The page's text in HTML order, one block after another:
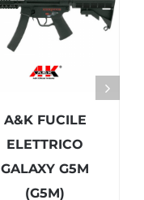
A&K FUCILE
ELETTRICO
GALAXY G5M
(G5M)